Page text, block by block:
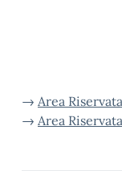
→ Area
→ Area